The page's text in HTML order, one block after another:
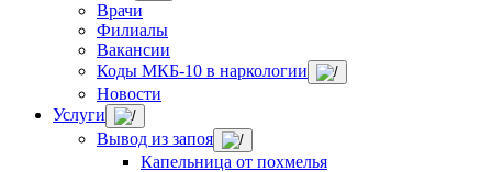
Врачи
Филиалы
Вакансии
Коды МКБ-10 в наркологии
Новости
Услуги
Вывод из запоя
Капельница от похмелья